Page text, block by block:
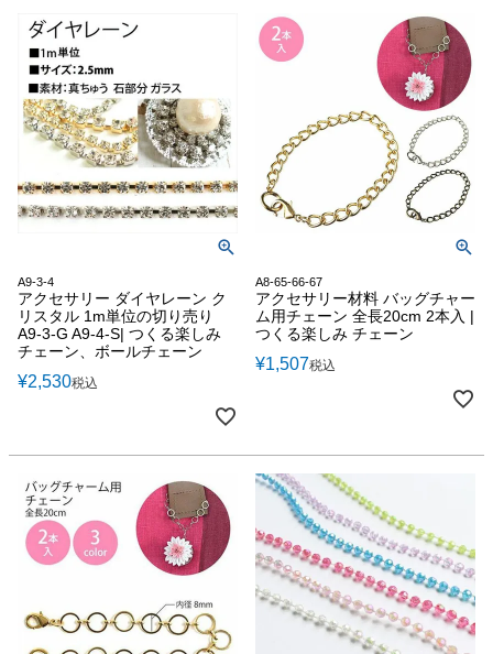
A9-3-4
アクセサリー ダイヤレーン ク
リスタル 1m単位の切り売り
A9-3-G A9-4-S| つくる楽しみ
チェーン、ボールチェーン
¥2,530税込
A8-65-66-67
アクセサリー材料 バッグチャー
ム用チェーン 全長20cm 2本入 |
つくる楽しみ チェーン
¥1,507税込